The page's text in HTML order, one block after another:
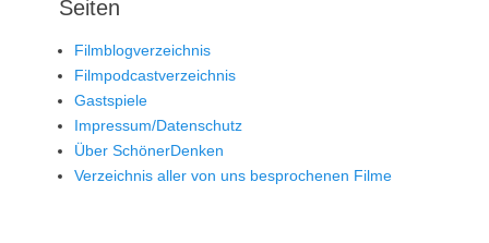
Seiten
Filmblogverzeichnis
Filmpodcastverzeichnis
Gastspiele
Impressum/Datenschutz
Über SchönerDenken
Verzeichnis aller von uns besprochenen Filme